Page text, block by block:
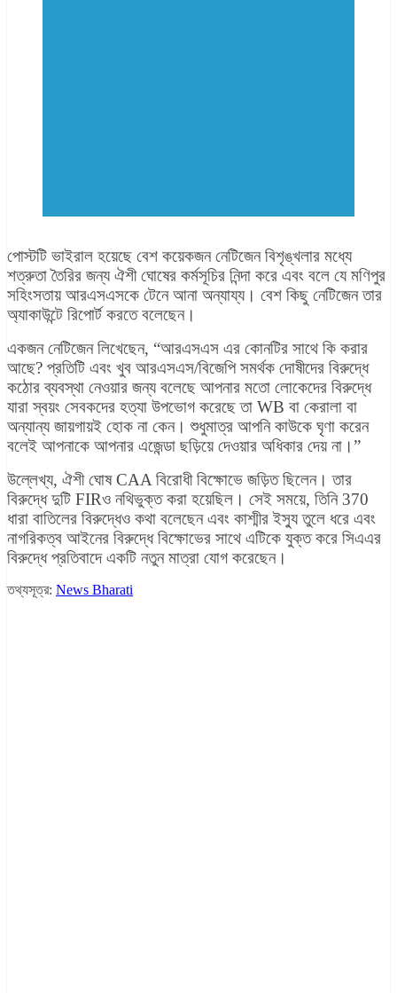
পোস্টটি ভাইরাল হয়েছে বেশ কয়েকজন নেটিজেন বিশৃঙ্খলার মধ্যে
শত্রুতা তৈরির জন্য ঐশী ঘোষের কর্মসূচির নিন্দা করে এবং বলে যে মণিপুর
সহিংসতায় আরএসএসকে টেনে আনা অন্যায্য। বেশ কিছু নেটিজেন তার
অ্যাকাউন্টে রিপোর্ট করতে বলেছেন।
একজন নেটিজেন লিখেছেন, “আরএসএস এর কোনটির সাথে কি করার
আছে? প্রতিটি এবং খুব আরএসএস/বিজেপি সমর্থক দোষীদের বিরুদ্ধে
কঠোর ব্যবস্থা নেওয়ার জন্য বলেছে আপনার মতো লোকেদের বিরুদ্ধে
যারা স্বয়ং সেবকদের হত্যা উপভোগ করেছে তা WB বা কেরালা বা
অন্যান্য জায়গায়ই হোক না কেন। শুধুমাত্র আপনি কাউকে ঘৃণা করেন
বলেই আপনাকে আপনার এজেন্ডা ছড়িয়ে দেওয়ার অধিকার দেয় না।”
উল্লেখ্য, ঐশী ঘোষ CAA বিরোধী বিক্ষোভে জড়িত ছিলেন। তার
বিরুদ্ধে দুটি FIRও নথিভুক্ত করা হয়েছিল। সেই সময়ে, তিনি 370
ধারা বাতিলের বিরুদ্ধেও কথা বলেছেন এবং কাশ্মীর ইস্যু তুলে ধরে এবং
নাগরিকত্ব আইনের বিরুদ্ধে বিক্ষোভের সাথে এটিকে যুক্ত করে সিএএর
বিরুদ্ধে প্রতিবাদে একটি নতুন মাত্রা যোগ করেছেন।
তথ্যসূত্র: News Bharati